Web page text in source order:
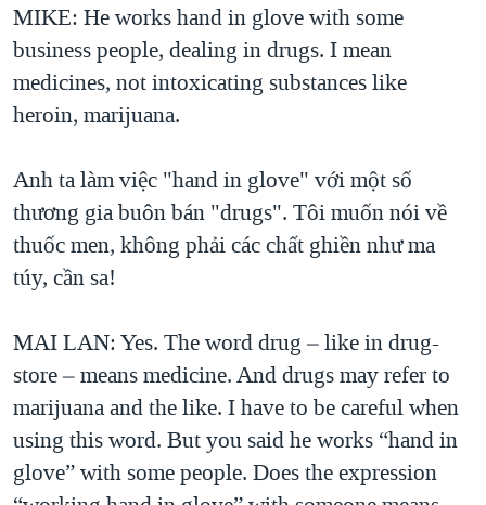
MIKE: He works hand in glove with some
business people, dealing in drugs. I mean
medicines, not intoxicating substances like
heroin, marijuana.
Anh ta làm việc "hand in glove" với một số
thương gia buôn bán "drugs". Tôi muốn nói về
thuốc men, không phải các chất ghiền như ma
túy, cần sa!
MAI LAN: Yes. The word drug – like in drug-
store – means medicine. And drugs may refer to
marijuana and the like. I have to be careful when
using this word. But you said he works “hand in
glove” with some people. Does the expression